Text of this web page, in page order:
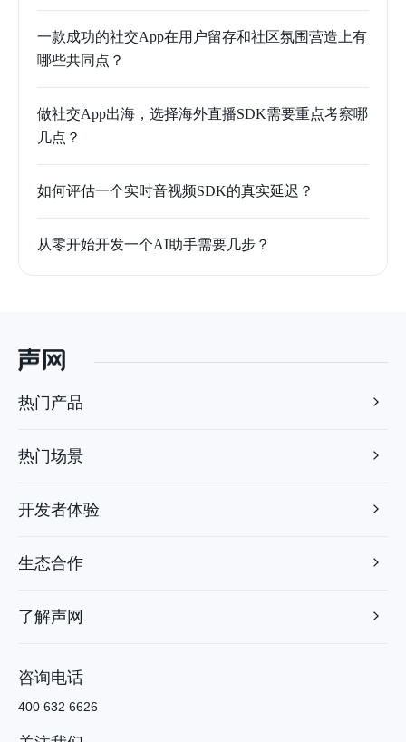
一款成功的社交App在用户留存和社区氛围营造上有
哪些共同点？
做社交App出海，选择海外直播SDK需要重点考察哪
几点？
如何评估一个实时音视频SDK的真实延迟？
从零开始开发一个AI助手需要几步？
热门产品
热门场景
开发者体验
生态合作
了解声网
咨询电话
400 632 6626